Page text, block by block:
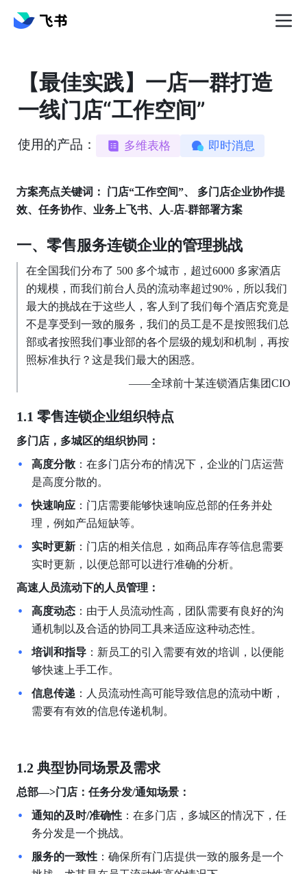
【最佳实践】一店一群打造
一线门店“工作空间”
使用的产品： 多维表格 即时消息
方案亮点关键词：
门店“工作空间”、 多门店企业协作提
效、任务协作、业务上飞书、人-店-群部署方案
一、零售服务连锁企业的管理挑战
在全国我们分布了 500 多个城市，超过6000 多家酒店
的规模，而我们前台人员的流动率超过90%，所以我们
最大的挑战在于这些人，客人到了我们每个酒店究竟是
不是享受到一致的服务，我们的员工是不是按照我们总
部或者按照我们事业部的各个层级的规划和机制，再按
照标准执行？这是我们最大的困惑。
——全球前十某连锁酒店集团CIO
1.1 零售连锁企业组织特点
多门店，多城区的组织协同：
高度分散：在多门店分布的情况下，企业的门店运营
是高度分散的。
快速响应：门店需要能够快速响应总部的任务并处
理，例如产品短缺等。
实时更新：门店的相关信息，如商品库存等信息需要
实时更新，以便总部可以进行准确的分析。
高速人员流动下的人员管理：
高度动态：由于人员流动性高，团队需要有良好的沟
通机制以及合适的协同工具来适应这种动态性。
培训和指导：新员工的引入需要有效的培训，以便能
够快速上手工作。
信息传递 ：人员流动性高可能导致信息的流动中断，
需要有有效的信息传递机制。
1.2 典型协同场景及需求
总部—>门店：任务分发/通知场景：
通知的及时/准确性：在多门店，多城区的情况下，任
务分发是一个挑战。
服务的一致性：确保所有门店提供一致的服务是一个